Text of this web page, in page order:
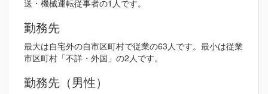
送・機械運転従事者の1人です。
勤務先
最大は自宅外の自市区町村で従業の63人です。最小は従業
市区町村「不詳・外国」の2人です。
勤務先（男性）